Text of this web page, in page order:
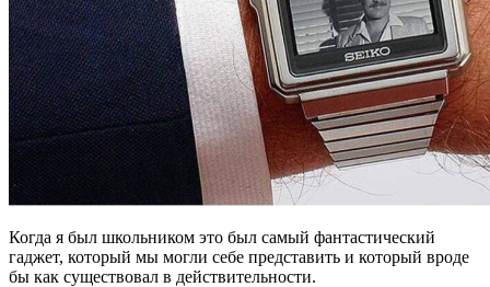
Когда я был школьником это был самый фантастический
гаджет, который мы могли себе представить и который вроде
бы как существовал в действительности.